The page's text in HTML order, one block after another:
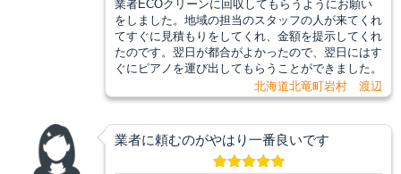
業者ECOクリーンに回収してもらうようにお願い
をしました。地域の担当のスタッフの人が来てくれ
てすぐに見積もりをしてくれ、金額を提示してくれ
たのです。翌日が都合がよかったので、翌日にはす
ぐにピアノを運び出してもらうことができました。
北海道北竜町岩村 渡辺
業者に頼むのがやはり一番良いです